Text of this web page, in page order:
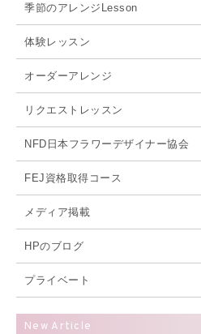
季節のアレンジLesson
体験レッスン
オーダーアレンジ
リクエストレッスン
NFD日本フラワーデザイナー協会
FEJ資格取得コース
メディア掲載
HPのブログ
プライベート
New Article